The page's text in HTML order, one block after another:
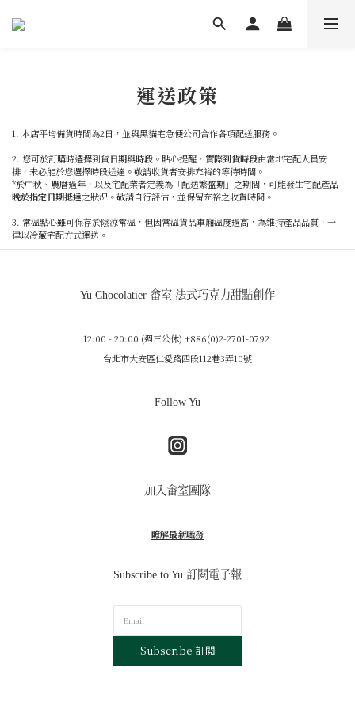
運送政策
1. 本店平均備貨時間為2日，並與黑貓宅急便公司合作各項配送服務。
2. 您可於訂購時選擇到貨日期與時段 。貼心提醒， 實際到貨時段由當地宅配人員安
排，未必能於您選擇時段送達。敬請收貨者安排充裕的等待時間。
*於中秋、農曆過年，以及宅配業者定義為「配送繁盛期」之期間，可能發生宅配產品
晚於指定日期抵達之狀況。敬請自行評估，並保留充裕之收貨時間。
3. 常溫點心雖可保存於陰涼常溫，但因常溫貨品車廂溫度過高，為維持產品品質，一
律以冷藏宅配方式運送。
Yu Chocolatier 畬室 法式巧克力甜點創作
12:00 - 20:00 (週三公休) +886(0)2-2701-0792
台北市大安區仁愛路四段112巷3弄10號
Follow Yu
加入畬室團隊
瞭解最新職務
Subscribe to Yu 訂閱電子報
Subscribe 訂閱